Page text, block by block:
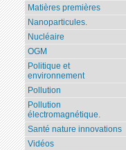
Matières premières
Nanoparticules.
Nucléaire
OGM
Politique et
environnement
Pollution
Pollution
électromagnétique.
Santé nature innovations
Vidéos